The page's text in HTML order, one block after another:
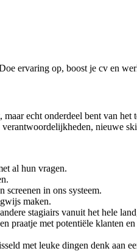
ervaring op, boost je cv en
echt onderdeel bent van
nieuwe
al hun vragen.
screenen in ons systeem.
maken.
stagiairs vanuit het hele
praatje met potentiële klanten
met leuke dingen denk aan